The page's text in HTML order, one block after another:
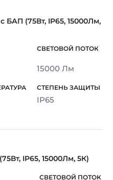
БАП (75Вт, IP65, 15000Лм,
15000 Лм
IP65
IP65, 15000Лм, 5К)